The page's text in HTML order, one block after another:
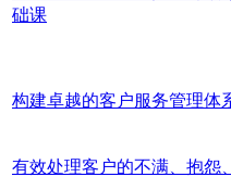
础课
构建卓越的客户服务管理体
有效处理客户的不满、抱怨